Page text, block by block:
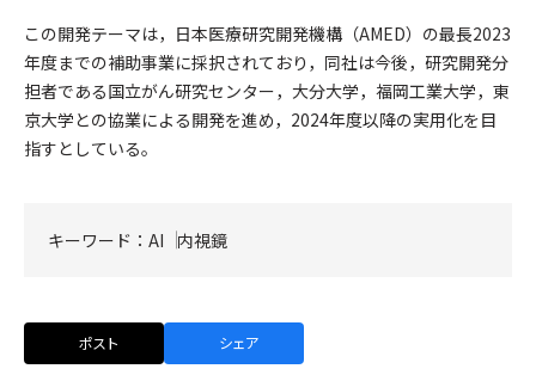
この開発テーマは，日本医療研究開発機構（AMED）の最長2023
年度までの補助事業に採択されており，同社は今後，研究開発分
担者である国立がん研究センター，大分大学，福岡工業大学，東
京大学との協業による開発を進め，2024年度以降の実用化を目
指すとしている。
キーワード： AI 内視鏡
ポスト シェア